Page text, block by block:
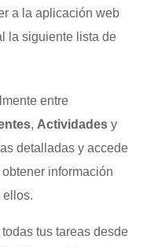
a la aplicación web
la siguiente lista de
entre
, Actividades y
detalladas y accede
información
ellos.
tus tareas desde